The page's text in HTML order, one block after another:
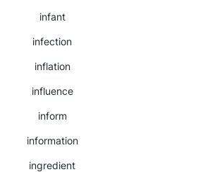
infant
infection
inflation
influence
inform
information
ingredient